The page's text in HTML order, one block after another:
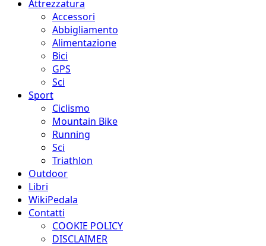
Attrezzatura
Accessori
Abbigliamento
Alimentazione
Bici
GPS
Sci
Sport
Ciclismo
Mountain Bike
Running
Sci
Triathlon
Outdoor
Libri
WikiPedala
Contatti
COOKIE POLICY
DISCLAIMER